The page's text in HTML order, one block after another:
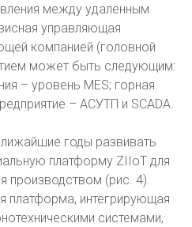
между удаленным
управляющая
компанией (головной
может быть следующим:
– уровень MES; горная
– АСУТП и SCADA.
годы развивать
платформу ZIIoT для
производством (рис. 4).
платформа, интегрирующая
системами,